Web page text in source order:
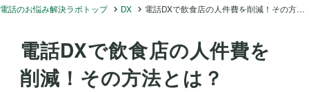
電話のお悩み解決ラボトップ DX 電話DXで飲食店の人件費を削減！その方法とは？
電話DXで飲食店の人件費を
削減！その方法とは？